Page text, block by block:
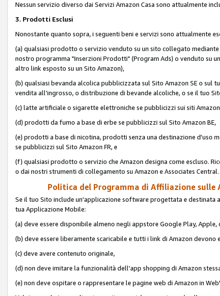
Nessun servizio diverso dai Servizi Amazon Casa sono attualmente
3. Prodotti Esclusi
Nonostante quanto sopra, i seguenti beni e servizi sono attualmente
(a) qualsiasi prodotto o servizio venduto su un sito collegato
nostro programma "Inserzioni Prodotti" (Program Ads) o venduto su
altro link esposto su un Sito Amazon),
(b) qualsiasi bevanda alcolica pubblicizzata sul Sito Amazon SE o sul
vendita all'ingrosso, o distribuzione di bevande alcoliche, o se il tuo
(c) latte artificiale o sigarette elettroniche se pubblicizzi sui siti Amazon
(d) prodotti da fumo a base di erbe se pubblicizzi sul Sito Amazon BE,
(e) prodotti a base di nicotina, prodotti senza una destinazione d'uso
se pubblicizzi sul Sito Amazon FR, e
(f) qualsiasi prodotto o servizio che Amazon designa come escluso.
o dai nostri strumenti di collegamento su Amazon e Associates Central.
Politica del Programma di Affiliazione
Se il tuo Sito include un'applicazione software progettata e
tua Applicazione Mobile:
(a) deve essere disponibile almeno negli appstore Google Play, Apple,
(b) deve essere liberamente scaricabile e tutti i link di Amazon devono
(c) deve avere contenuto originale,
(d) non deve imitare la funzionalità dell'app shopping di Amazon
(e) non deve ospitare o rappresentare le pagine web di Amazon in